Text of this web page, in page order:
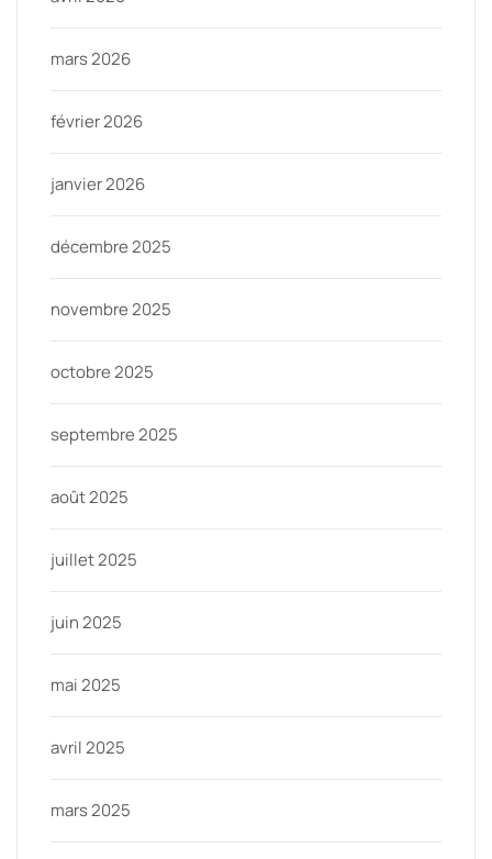
mars 2026
février 2026
janvier 2026
décembre 2025
novembre 2025
octobre 2025
septembre 2025
août 2025
juillet 2025
juin 2025
mai 2025
avril 2025
mars 2025